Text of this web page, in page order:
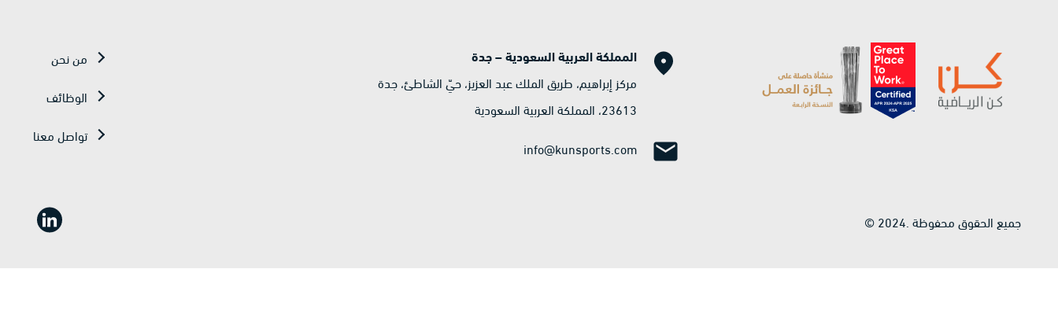
المملكة العربية السعودية – جدة
مركز إبراهيم، طريق الملك عبد العزيز، حيّ الشاطئ، جدة
23613، المملكة العربية السعودية
info@kunsports.com
من نحن
الوظائف
تواصل معنا
© 2024. جميع الحقوق محفوظة